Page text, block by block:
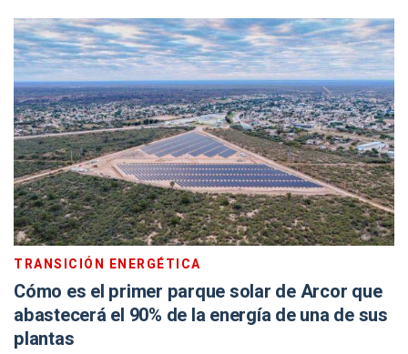
TRANSICIÓN ENERGÉTICA
Cómo es el primer parque solar de Arcor que
abastecerá el 90% de la energía de una de sus
plantas